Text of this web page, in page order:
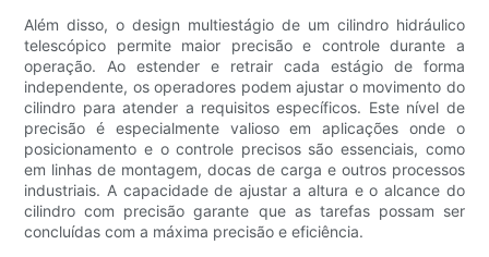
Além disso, o design multiestágio de um cilindro hidráulico
telescópico permite maior precisão e controle durante a
operação. Ao estender e retrair cada estágio de forma
independente, os operadores podem ajustar o movimento do
cilindro para atender a requisitos específicos. Este nível de
precisão é especialmente valioso em aplicações onde o
posicionamento e o controle precisos são essenciais, como
em linhas de montagem, docas de carga e outros processos
industriais. A capacidade de ajustar a altura e o alcance do
cilindro com precisão garante que as tarefas possam ser
concluídas com a máxima precisão e eficiência.